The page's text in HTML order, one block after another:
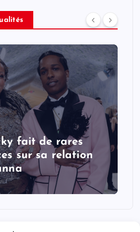
fait de rares
sur sa relation